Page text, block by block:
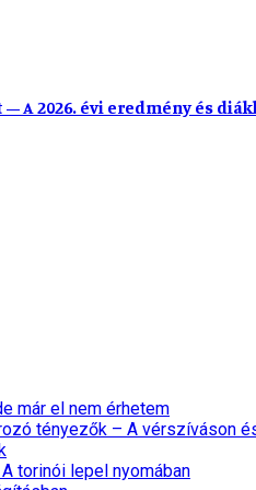
A 2026. évi eredmény és
már el nem érhetem
tényezők – A vérszíváson
torinói lepel nyomában